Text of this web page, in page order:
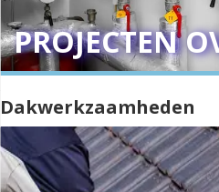
PROJECTEN
Dakwerkzaamheden